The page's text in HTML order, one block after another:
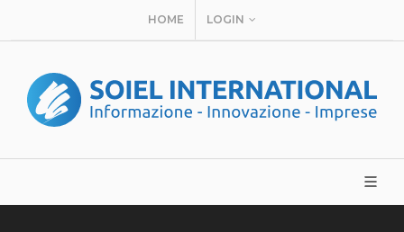
HOME LOGIN